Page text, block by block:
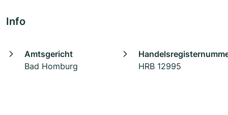
Info
Amtsgericht
Bad Homburg
HRB 12995